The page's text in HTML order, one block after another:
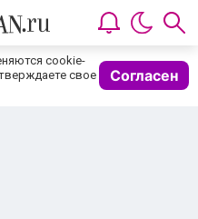
cookie-
свое
Согласен